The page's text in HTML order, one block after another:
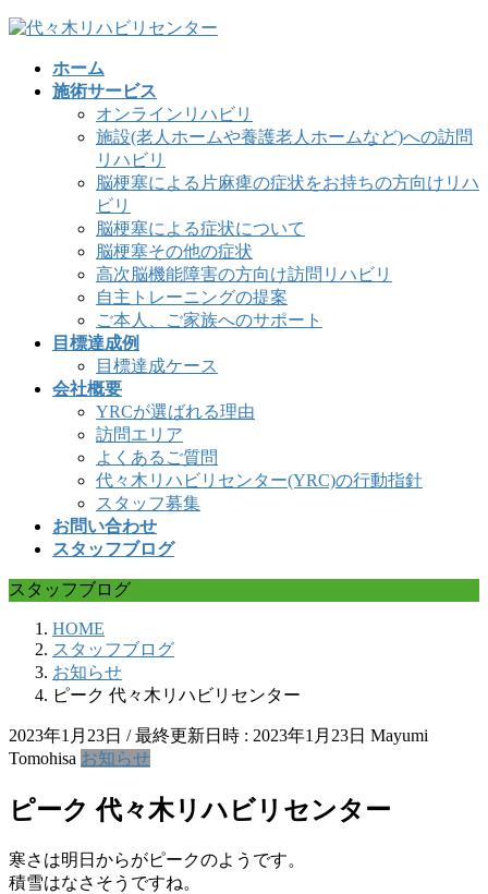
コ
ナ
ホーム
施術サービス
オンラインリハビリ
施設(老人ホームや養護老人ホームなど)への訪問
リハビリ
脳梗塞による片麻痺の症状をお持ちの方向けリハ
ビリ
脳梗塞による症状について
脳梗塞その他の症状
高次脳機能障害の方向け訪問リハビリ
自主トレーニングの提案
ご本人、ご家族へのサポート
目標達成例
目標達成ケース
会社概要
YRCが選ばれる理由
訪問エリア
よくあるご質問
代々木リハビリセンター(YRC)の行動指針
スタッフ募集
お問い合わせ
スタッフブログ
スタッフブログ
HOME
スタッフブログ
お知らせ
ピーク 代々木リハビリセンター
2023年1月23日 / 最終更新日時 : 2023年1月23日 Mayumi
Tomohisa お知らせ
ピーク 代々木リハビリセンター
寒さは明日からがピークのようです。
積雪はなさそうですね。